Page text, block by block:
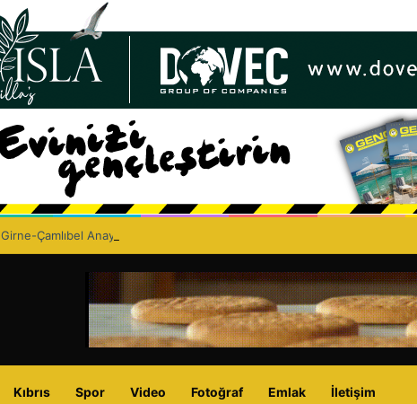
Girne-Çamlıbel Anayolu’nda ölümlü trafik kazası: Turan Obalı yaşamını yitirdi!
Kıbrıs Spor Video Fotoğraf Emlak İletişim